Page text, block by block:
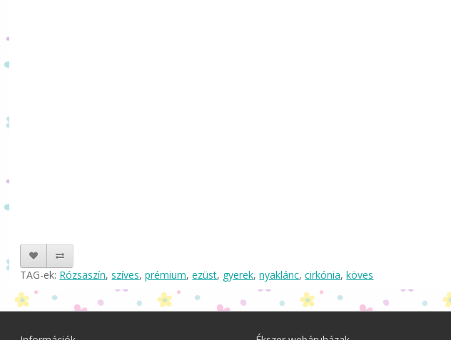
TAG-ek: Rózsaszín,szíves,prémium,ezüst, gyerek,nyaklánc,cirkónia,köves